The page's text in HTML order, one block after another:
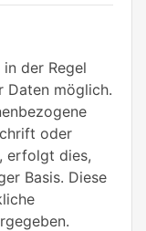
der Regel
Daten möglich.
oder
erfolgt dies,
Basis. Diese